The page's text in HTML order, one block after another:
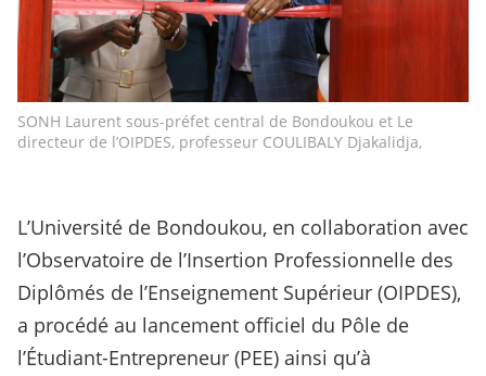
SONH Laurent sous-préfet central de Bondoukou et Le
directeur de l’OIPDES, professeur COULIBALY Djakalidja,
L’Université de Bondoukou, en collaboration avec
l’Observatoire de l’Insertion Professionnelle des
Diplômés de l’Enseignement Supérieur (OIPDES),
a procédé au lancement officiel du Pôle de
l’Étudiant-Entrepreneur (PEE) ainsi qu’à